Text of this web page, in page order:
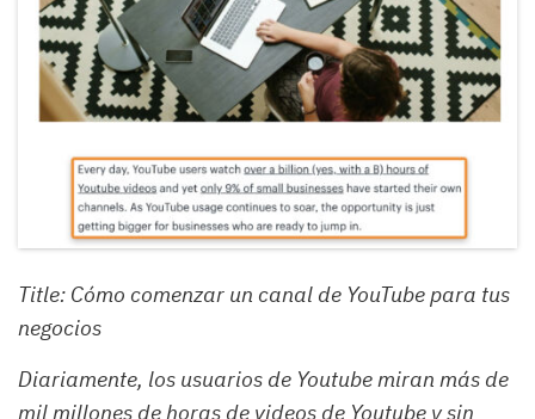
Title: Cómo comenzar un canal de YouTube para tus
negocios
Diariamente, los usuarios de Youtube miran más de
mil millones de horas de videos de Youtube y sin